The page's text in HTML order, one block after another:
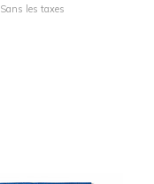
Sans les taxes